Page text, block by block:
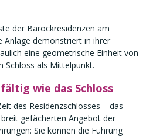
der Barockresidenzen am
Anlage demonstriert in ihrer
eine geometrische Einheit von
Schloss als Mittelpunkt.
wie das Schloss
des Residenzschlosses – das
gefächerten Angebot der
Sie können die Führung